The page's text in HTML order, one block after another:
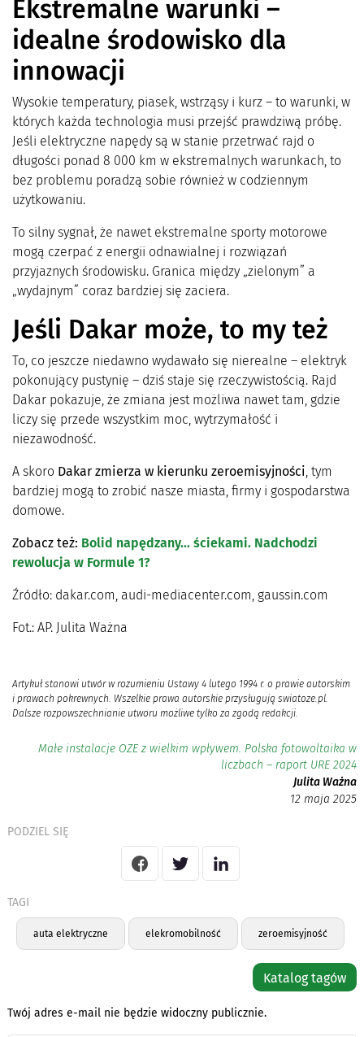
Ekstremalne warunki –
idealne środowisko dla
innowacji
Wysokie temperatury, piasek, wstrząsy i kurz – to warunki, w
których każda technologia musi przejść prawdziwą próbę.
Jeśli elektryczne napędy są w stanie przetrwać rajd o
długości ponad 8 000 km w ekstremalnych warunkach, to
bez problemu poradzą sobie również w codziennym
użytkowaniu.
To silny sygnał, że nawet ekstremalne sporty motorowe
mogą czerpać z energii odnawialnej i rozwiązań
przyjaznych środowisku. Granica między „zielonym” a
„wydajnym” coraz bardziej się zaciera.
Jeśli Dakar może, to my też
To, co jeszcze niedawno wydawało się nierealne – elektryk
pokonujący pustynię – dziś staje się rzeczywistością. Rajd
Dakar pokazuje, że zmiana jest możliwa nawet tam, gdzie
liczy się przede wszystkim moc, wytrzymałość i
niezawodność.
A skoro Dakar zmierza w kierunku zeroemisyjności, tym
bardziej mogą to zrobić nasze miasta, firmy i gospodarstwa
domowe.
Zobacz też: Bolid napędzany… ściekami. Nadchodzi
rewolucja w Formule 1?
Źródło: dakar.com, audi-mediacenter.com, gaussin.com
Fot.: AP. Julita Ważna
Artykuł stanowi utwór w rozumieniu Ustawy 4 lutego 1994 r. o prawie autorskim
i prawach pokrewnych. Wszelkie prawa autorskie przysługują swiatoze.pl.
Dalsze rozpowszechnianie utworu możliwe tylko za zgodą redakcji.
Małe instalacje OZE z wielkim wpływem. Polska fotowoltaika w
liczbach – raport URE 2024
Julita Ważna
12 maja 2025
PODZIEL SIĘ
TAGI
auta elektryczne elekromobilność zeroemisyjność
Katalog tagów
Twój adres e-mail nie będzie widoczny publicznie.